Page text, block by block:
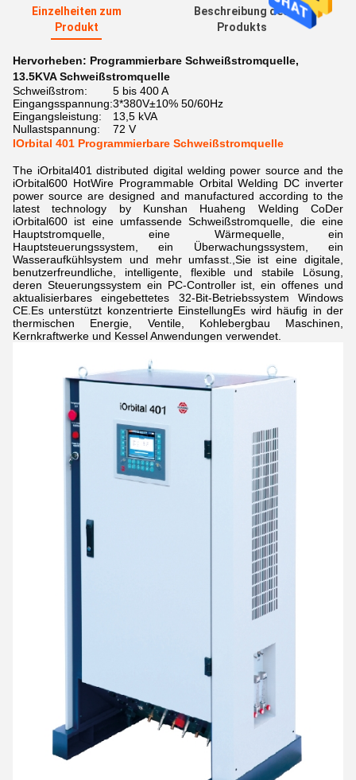
Einzelheiten zum
Produkt
Beschreibung des
Produkts
Hervorheben: Programmierbare Schweißstromquelle,
13.5KVA Schweißstromquelle
Schweißstrom:
5 bis 400 A
Eingangsspannung:3*380V±10% 50/60Hz
Eingangsleistung:
13,5 kVA
Nullastspannung:
72 V
IOrbital 401 Programmierbare Schweißstromquelle
The iOrbital401 distributed digital welding power source and the
iOrbital600 HotWire Programmable Orbital Welding DC inverter
power source are designed and manufactured according to the
latest technology by Kunshan Huaheng Welding CoDer
iOrbital600 ist eine umfassende Schweißstromquelle, die eine
Hauptstromquelle, eine Wärmequelle, ein
Hauptsteuerungssystem, ein Überwachungssystem, ein
Wasseraufkühlsystem und mehr umfasst.,Sie ist eine digitale,
benutzerfreundliche, intelligente, flexible und stabile Lösung,
deren Steuerungssystem ein PC-Controller ist, ein offenes und
aktualisierbares eingebettetes 32-Bit-Betriebssystem Windows
CE.Es unterstützt konzentrierte EinstellungEs wird häufig in der
thermischen Energie, Ventile, Kohlebergbau Maschinen,
Kernkraftwerke und Kessel Anwendungen verwendet.